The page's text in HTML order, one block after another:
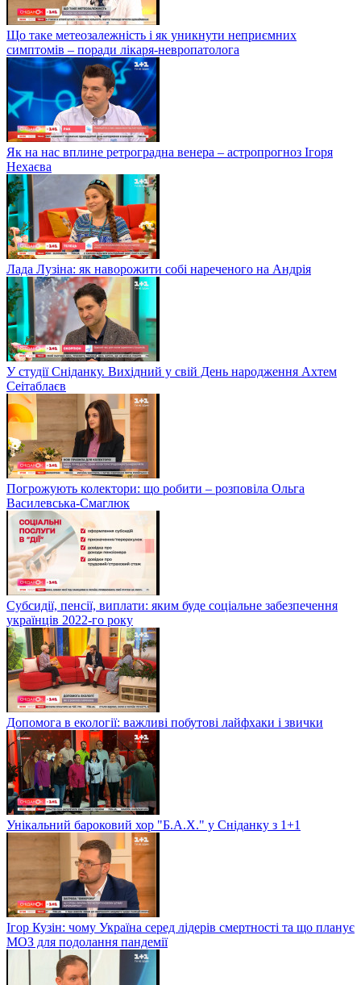
Що таке метеозалежність і як уникнути неприємних
симптомів – поради лікаря-невропатолога
Як на нас вплине ретроградна венера – астропрогноз Ігоря
Нехаєва
Лада Лузіна: як наворожити собі нареченого на Андрія
У студії Сніданку. Вихідний у свій День народження Ахтем
Сеітаблаєв
Погрожують колектори: що робити – розповіла Ольга
Василевська-Смаглюк
Субсидії, пенсії, виплати: яким буде соціальне забезпечення
українців 2022-го року
Допомога в екології: важливі побутові лайфхаки і звички
Унікальний бароковий хор "Б.А.Х." у Сніданку з 1+1
Ігор Кузін: чому Україна серед лідерів смертності та що планує
МОЗ для подолання пандемії